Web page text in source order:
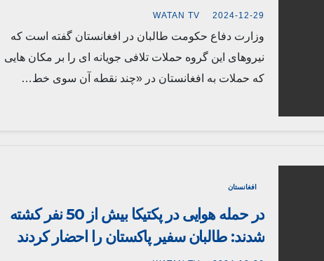
را متوقف کردیم
2024-12-29
WATAN TV
وزارت دفاع حکومت طالبان در افغانستان گفته است که
نیروهای این گروه حملات تلافی جویانه ای را بر مکان هایی
که حملات به افغانستان در «چند نقطه آن سوی خط…
افغانستان
در حمله هوایی در پکتیکا بیش از 50 نفر کشته
شدند: طالبان سفیر پاکستان را احضار کردند